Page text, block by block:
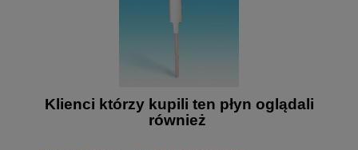
Klienci którzy kupili ten płyn oglądali
również